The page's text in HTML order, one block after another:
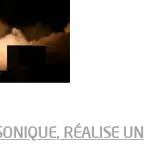
RÉALISE UN